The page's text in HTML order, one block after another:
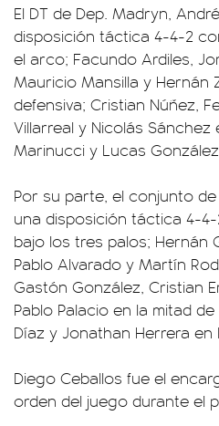
El DT de Dep. Madryn,
disposición táctica 4-4-2
el arco; Facundo Ardiles,
Mauricio Mansilla y Hernán
defensiva; Cristian Núñez,
Villarreal y Nicolás
Marinucci y Lucas
Por su parte, el conjunto
una disposición táctica 4-
bajo los tres palos; Hernán
Pablo Alvarado y Martín
Gastón González, Cristian
Pablo Palacio en la mitad
Díaz y Jonathan Herrera en
Diego Ceballos fue el
orden del juego durante el